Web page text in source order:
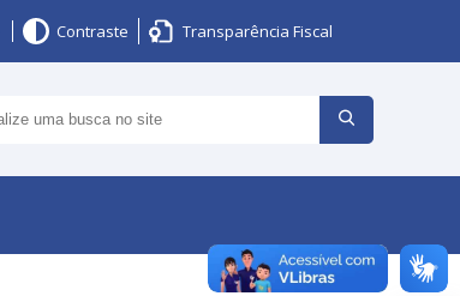
Contraste Transparência Fiscal